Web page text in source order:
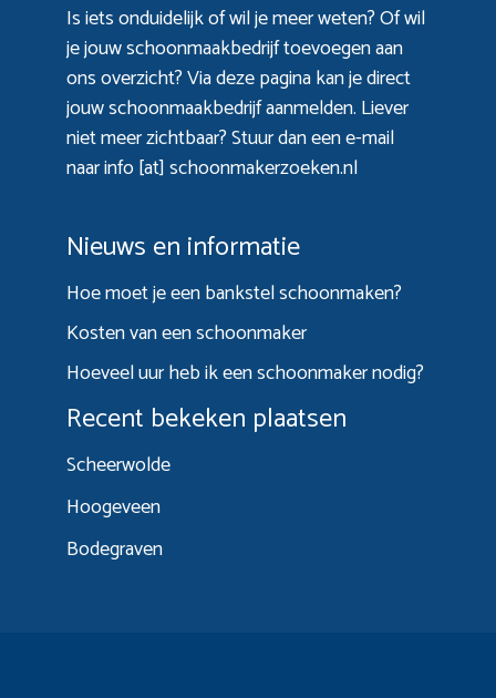
Is iets onduidelijk of wil je meer weten? Of wil
je jouw schoonmaakbedrijf toevoegen aan
ons overzicht? Viadeze paginakan je direct
jouw schoonmaakbedrijf aanmelden. Liever
niet meer zichtbaar? Stuur dan een e-mail
naar info [at] schoonmakerzoeken.nl
Nieuws en informatie
Hoe moet je een bankstel schoonmaken?
Kosten van een schoonmaker
Hoeveel uur heb ik een schoonmaker nodig?
Recent bekeken plaatsen
Scheerwolde
Hoogeveen
Bodegraven